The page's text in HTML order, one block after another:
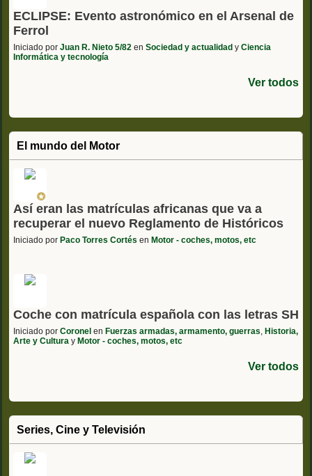
ECLIPSE: Evento astronómico en el Arsenal de
Ferrol
Iniciado por Juan R. Nieto 5/82 en Sociedad y actualidad y Ciencia
Informática y tecnología
Ver todos
El mundo del Motor
Así eran las matrículas africanas que va a
recuperar el nuevo Reglamento de Históricos
Iniciado por Paco Torres Cortés en Motor - coches, motos, etc
Coche con matrícula española con las letras SH
Iniciado por Coronel en Fuerzas armadas, armamento, guerras Historia,
Arte y Cultura y Motor - coches, motos, etc
Ver todos
Series, Cine y Televisión